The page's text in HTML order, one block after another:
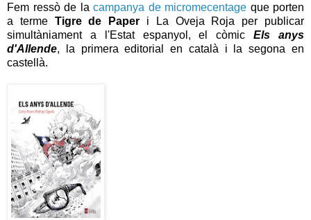
Fem ressò de la campanya de micromecentage que porten
a terme Tigre de Paper i La Oveja Roja per publicar
simultàniament a l'Estat espanyol, el còmicEls anys
d'Allende, la primera editorial en català i la segona en
castellà.